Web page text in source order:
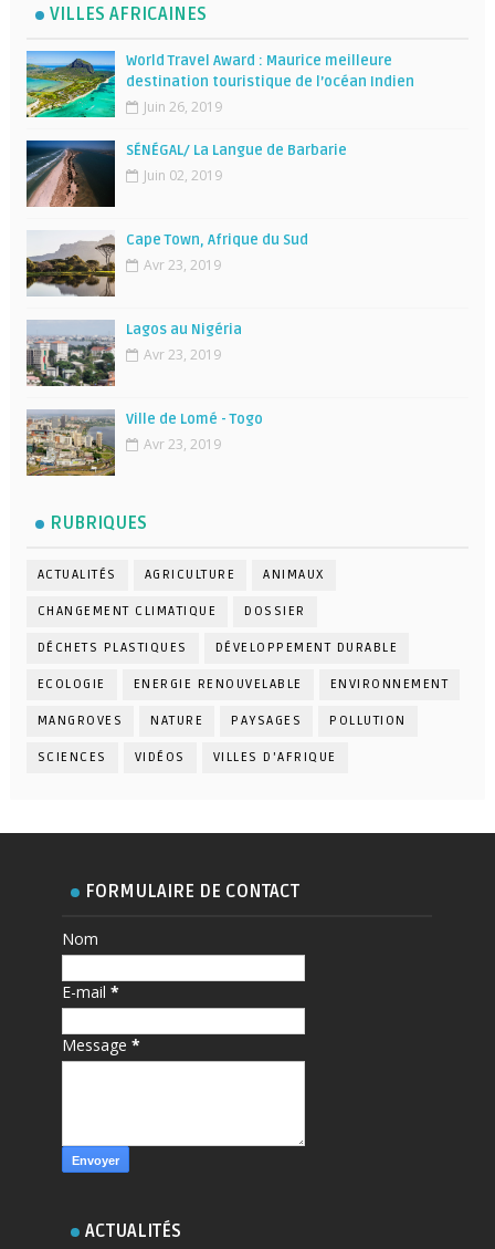
VILLES AFRICAINES
World Travel Award : Maurice meilleure
destination touristique de l’océan Indien
Juin 26, 2019
SÉNÉGAL/ La Langue de Barbarie
Juin 02, 2019
Cape Town, Afrique du Sud
Avr 23, 2019
Lagos au Nigéria
Avr 23, 2019
Ville de Lomé - Togo
Avr 23, 2019
RUBRIQUES
ACTUALITÉS AGRICULTURE ANIMAUX
CHANGEMENT CLIMATIQUE DOSSIER
DÉCHETS PLASTIQUES DÉVELOPPEMENT DURABLE
ECOLOGIE ENERGIE RENOUVELABLE ENVIRONNEMENT
MANGROVES NATURE PAYSAGES POLLUTION
SCIENCES VIDÉOS VILLES D'AFRIQUE
FORMULAIRE DE CONTACT
Nom
E-mail*
Message*
ACTUALITÉS